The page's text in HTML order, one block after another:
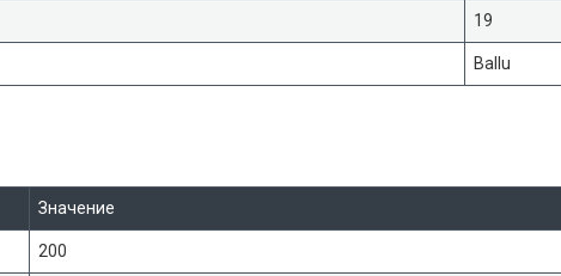
19
Ballu
Значение
200